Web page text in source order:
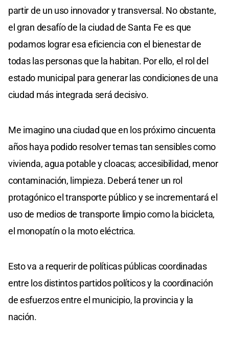
partir de un uso innovador y transversal. No obstante,
el gran desafío de la ciudad de Santa Fe es que
podamos lograr esa eficiencia con el bienestar de
todas las personas que la habitan. Por ello, el rol del
estado municipal para generar las condiciones de una
ciudad más integrada será decisivo.
Me imagino una ciudad que en los próximo cincuenta
años haya podido resolver temas tan sensibles como
vivienda, agua potable y cloacas; accesibilidad, menor
contaminación, limpieza. Deberá tener un rol
protagónico el transporte público y se incrementará el
uso de medios de transporte limpio como la bicicleta,
el monopatín o la moto eléctrica.
Esto va a requerir de políticas públicas coordinadas
entre los distintos partidos políticos y la coordinación
de esfuerzos entre el municipio, la provincia y la
nación.